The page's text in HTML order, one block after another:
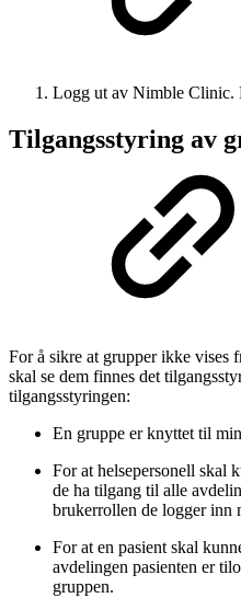
Logg ut av Nimble Clinic.
Tilgangsstyring av
For å sikre at grupper ikke vises
skal se dem finnes det
tilgangsstyringen:
En gruppe er knyttet til
For at helsepersonell skal
de ha tilgang til alle
brukerrollen de logger inn
For at en pasient skal
avdelingen pasienten er
gruppen.